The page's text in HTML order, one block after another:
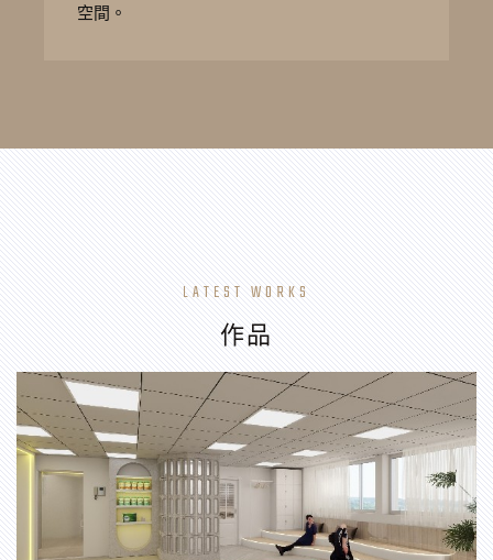
空間。
LATEST WORKS
作品